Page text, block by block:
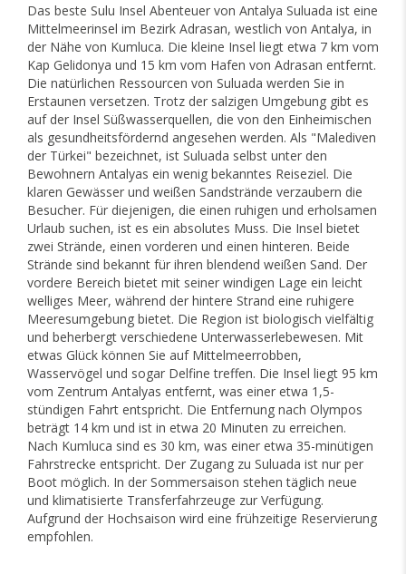
Das beste Sulu Insel Abenteuer von Antalya Suluada ist eine
Mittelmeerinsel im Bezirk Adrasan, westlich von Antalya, in
der Nähe von Kumluca. Die kleine Insel liegt etwa 7 km vom
Kap Gelidonya und 15 km vom Hafen von Adrasan entfernt.
Die natürlichen Ressourcen von Suluada werden Sie in
Erstaunen versetzen. Trotz der salzigen Umgebung gibt es
auf der Insel Süßwasserquellen, die von den Einheimischen
als gesundheitsfördernd angesehen werden. Als "Malediven
der Türkei" bezeichnet, ist Suluada selbst unter den
Bewohnern Antalyas ein wenig bekanntes Reiseziel. Die
klaren Gewässer und weißen Sandstrände verzaubern die
Besucher. Für diejenigen, die einen ruhigen und erholsamen
Urlaub suchen, ist es ein absolutes Muss. Die Insel bietet
zwei Strände, einen vorderen und einen hinteren. Beide
Strände sind bekannt für ihren blendend weißen Sand. Der
vordere Bereich bietet mit seiner windigen Lage ein leicht
welliges Meer, während der hintere Strand eine ruhigere
Meeresumgebung bietet. Die Region ist biologisch vielfältig
und beherbergt verschiedene Unterwasserlebewesen. Mit
etwas Glück können Sie auf Mittelmeerrobben,
Wasservögel und sogar Delfine treffen. Die Insel liegt 95 km
vom Zentrum Antalyas entfernt, was einer etwa 1,5-
stündigen Fahrt entspricht. Die Entfernung nach Olympos
beträgt 14 km und ist in etwa 20 Minuten zu erreichen.
Nach Kumluca sind es 30 km, was einer etwa 35-minütigen
Fahrstrecke entspricht. Der Zugang zu Suluada ist nur per
Boot möglich. In der Sommersaison stehen täglich neue
und klimatisierte Transferfahrzeuge zur Verfügung.
Aufgrund der Hochsaison wird eine frühzeitige Reservierung
empfohlen.